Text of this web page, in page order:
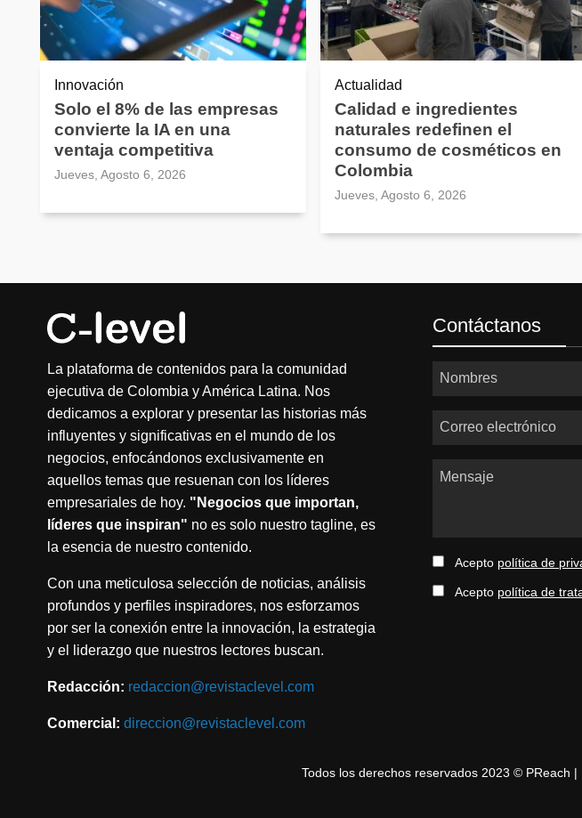
Innovación
Solo el 8% de las empresas
convierte la IA en una
ventaja competitiva
Jueves, Agosto 6, 2026
Actualidad
Calidad e ingredientes
naturales redefinen el
consumo de cosméticos en
Colombia
Jueves, Agosto 6, 2026
La plataforma de contenidos para la comunidad
ejecutiva de Colombia y América Latina. Nos
dedicamos a explorar y presentar las historias más
influyentes y significativas en el mundo de los
negocios, enfocándonos exclusivamente en
aquellos temas que resuenan con los líderes
empresariales de hoy. "Negocios que importan,
líderes que inspiran" no es solo nuestro tagline, es
la esencia de nuestro contenido.
Con una meticulosa selección de noticias, análisis
profundos y perfiles inspiradores, nos esforzamos
por ser la conexión entre la innovación, la estrategia
y el liderazgo que nuestros lectores buscan.
Redacción: redaccion@revistaclevel.com
Comercial: direccion@revistaclevel.com
Contáctanos
Nombres
Correo electrónico
Mensaje
Acepto política de
Acepto política de
Todos los derechos reservados 2023 © PReach |